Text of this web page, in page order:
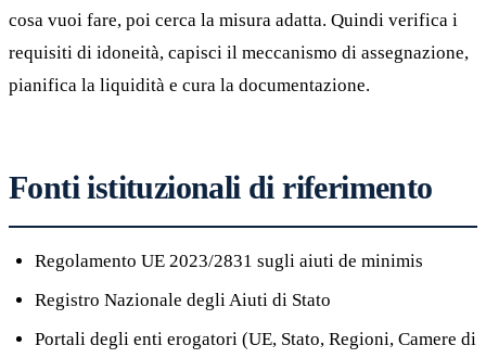
cosa vuoi fare, poi cerca la misura adatta. Quindi verifica i
requisiti di idoneità, capisci il meccanismo di assegnazione,
pianifica la liquidità e cura la documentazione.
Fonti istituzionali di riferimento
Regolamento UE 2023/2831 sugli aiuti de minimis
Registro Nazionale degli Aiuti di Stato
Portali degli enti erogatori (UE, Stato, Regioni, Camere di